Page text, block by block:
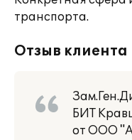
транспорта.
Отзыв клиента
БИТ
от ООО